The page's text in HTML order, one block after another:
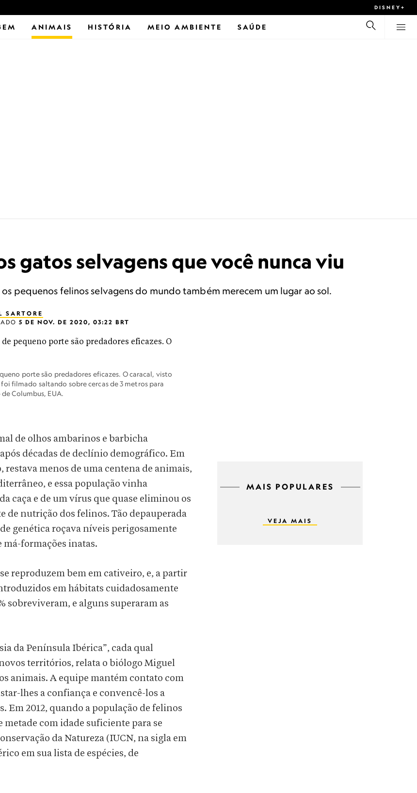
DISNEY+
ANIMAIS HISTÓRIA MEIO AMBIENTE SAÚDE
gatos selvagens que você nunca viu
pequenos felinos selvagens do mundo também merecem um lugar ao sol.
SARTORE
5 DE NOV. DE 2020, 03:22 BRT
porte são predadores eficazes. O caracal, visto
filmado saltando sobre cercas de 3 metros para
Columbus, EUA.
de olhos ambarinos e barbicha
décadas de declínio demográfico. Em
menos de uma centena de animais,
e essa população vinha
caça e de um vírus que quase eliminou os
de nutrição dos felinos. Tão depauperada
genética roçava níveis perigosamente
má-formações inatas.
reproduzem bem em cativeiro, e, a partir
em hábitats cuidadosamente
sobreviveram, e alguns superaram as
da Península Ibérica”, cada qual
territórios, relata o biólogo Miguel
animais. A equipe mantém contato com
lhes a confiança e convencê-los a
Em 2012, quando a população de felinos
metade com idade suficiente para se
da Natureza (IUCN, na sigla em
em sua lista de espécies, de
MAIS POPULARES
VEJA MAIS